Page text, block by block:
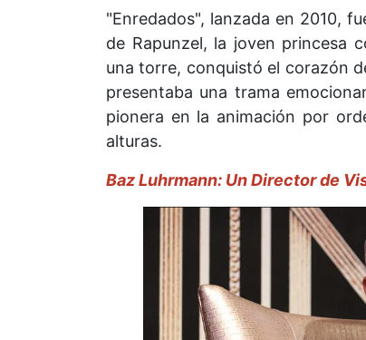
"Enredados", lanzada en 2010,
de Rapunzel, la joven princesa
una torre, conquistó el corazón
presentaba una trama
pionera en la animación por
alturas.
Baz Luhrmann: Un Director de